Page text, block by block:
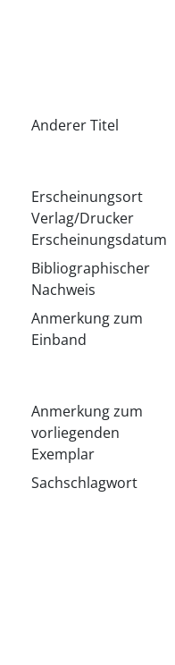
Anderer Titel
Erscheinungsort
Verlag/Drucker
Erscheinungsdatum
Bibliographischer
Nachweis
Anmerkung zum
Einband
Anmerkung zum
vorliegenden
Exemplar
Sachschlagwort